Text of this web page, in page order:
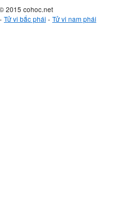
2015 cohoc.net
Tử vi bắc phái- Tử vi nam phái